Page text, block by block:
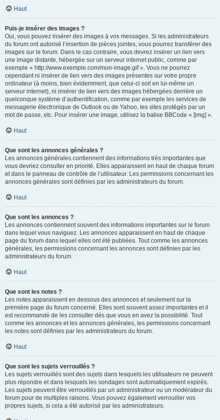
Haut
Puis-je insérer des images ?
Oui, vous pouvez insérer des images à vos messages. Si les administrateurs
du forum ont autorisé l’insertion de pièces jointes, vous pourrez transférer des
images sur le forum. Dans le cas contraire, vous devrez insérer un lien vers
une image distante, hébergée sur un serveur internet public, comme par
exemple « http://www.exemple.com/mon-image.gif ». Vous ne pourrez
cependant ni insérer de lien vers des images présentes sur votre propre
ordinateur (à moins, bien évidemment, que celui-ci soit en lui-même un
serveur internet), ni insérer de lien vers des images hébergées derrière un
quelconque système d’authentification, comme par exemple les services de
messagerie électronique de Outlook ou de Yahoo, les sites protégés par un
mot de passe, etc. Pour insérer une image, utilisez la balise BBCode « [img] ».
Haut
Que sont les annonces générales ?
Les annonces générales contiennent des informations très importantes que
vous devriez consulter en priorité. Elles apparaissent en haut de chaque forum
et dans le panneau de contrôle de l’utilisateur. Les permissions concernant les
annonces générales sont définies par les administrateurs du forum.
Haut
Que sont les annonces ?
Les annonces contiennent souvent des informations importantes sur le forum
dans lequel vous naviguez. Les annonces apparaissent en haut de chaque
page du forum dans lequel elles ont été publiées. Tout comme les annonces
générales, les permissions concernant les annonces sont définies par les
administrateurs du forum.
Haut
Que sont les notes ?
Les notes apparaissent en dessous des annonces et seulement sur la
première page du forum concerné. Elles sont souvent assez importantes et il
est recommandé de les consulter dès que vous en avez la possibilité. Tout
comme les annonces et les annonces générales, les permissions concernant
les notes sont définies par les administrateurs du forum.
Haut
Que sont les sujets verrouillés ?
Les sujets verrouillés sont des sujets dans lesquels les utilisateurs ne peuvent
plus répondre et dans lesquels les sondages sont automatiquement expirés.
Les sujets peuvent être verrouillés par un administrateur ou un modérateur du
forum pour de multiples raisons. Vous pouvez également verrouiller vos
propres sujets, si cela a été autorisé par les administrateurs.